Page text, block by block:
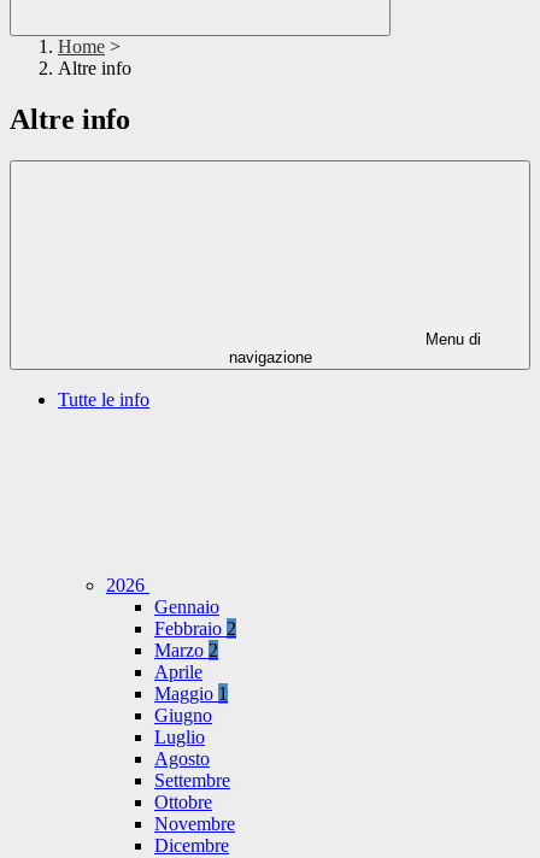
Home >
Altre info
Altre info
Menu di
navigazione
Tutte le info
2026
Gennaio
Febbraio 2
Marzo 2
Aprile
Maggio 1
Giugno
Luglio
Agosto
Settembre
Ottobre
Novembre
Dicembre